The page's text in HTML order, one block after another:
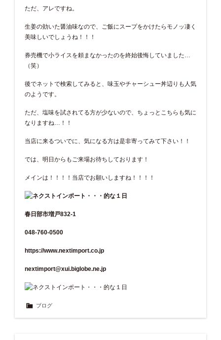
ただ、アレですね。
生姜の効いた醤油味なので、ご飯にスープをかけたらモノッ凄く
美味しいでしょうね！！！
券売機で小ライスを頼まなかったのを終始後悔していました…
（笑）
後でネットで検索してみると、味玉やチャーシュー丼辺りも人気
のようです。
ただ、塩味を試されてる方が少ないので、ちょっとこちらも気に
なりますね…！！
当店に来るついでに、気になる方は是非寄ってみて下さい！！
では、明日からもご来場お待ちしております！
メインは！！！！当店でお願いしますね！！！！
春日部市増戸832-1
048-760-0500
https://www.nextimport.co.jp
nextimport@xui.biglobe.ne.jp
ブログ